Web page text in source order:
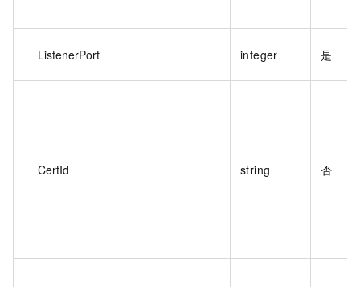
ListenerPort integer 是
CertId string 否